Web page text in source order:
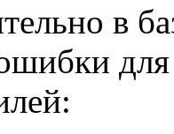
в